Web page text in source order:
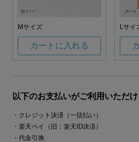
Mサイズ
カートに入れる
Lサイ
以下のお支払いがご利用いただ
・クレジット決済（一括払い）
・楽天ペイ（旧：楽天ID決済）
・代金引換